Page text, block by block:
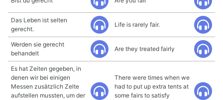
Das Leben ist selten
gerecht.
Life is rarely fair.
Werden sie gerecht
behandelt
Are they treated fairly
Es hat Zeiten gegeben, in
denen wir bei einigen
Messen zusätzlich Zelte
aufstellen mussten, um der
There were times when we
had to put up extra tents at
some fairs to satisfy